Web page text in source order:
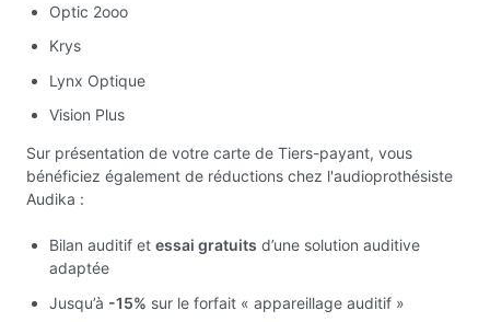
Optic 2ooo
Krys
Lynx Optique
Vision Plus
Sur présentation de votre carte de Tiers-payant, vous
bénéficiez également de réductions chez l'audioprothésiste
Audika :
Bilan auditif et essai gratuits d’une solution auditive
adaptée
Jusqu’à -15% sur le forfait « appareillage auditif »